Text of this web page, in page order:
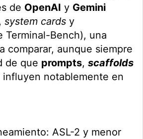
de OpenAI y Gemini
system cards y
Terminal-Bench), una
comparar, aunque siempre
de que prompts,scaffolds
influyen notablemente en
ASL-2 y menor